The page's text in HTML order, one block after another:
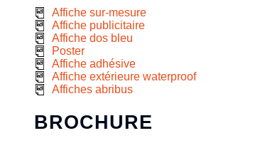
Affiche sur-mesure
Affiche publicitaire
Affiche dos bleu
Poster
Affiche adhésive
Affiche extérieure waterproof
Affiches abribus
BROCHURE